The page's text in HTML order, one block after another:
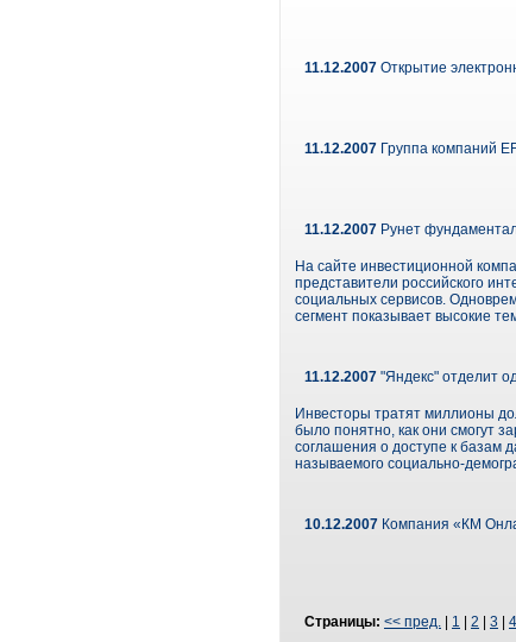
11.12.2007 Открытие
11.12.2007 Группа компаний
11.12.2007 Рунет
На сайте инвестиционной
представители российского
социальных сервисов.
сегмент показывает высокие
11.12.2007 "Яндекс" отделит
Инвесторы тратят миллионы
было понятно, как они смогут
соглашения о доступе к базам
называемого социально-
10.12.2007 Компания «КМ
Страницы: << пред. 1 2 3 4